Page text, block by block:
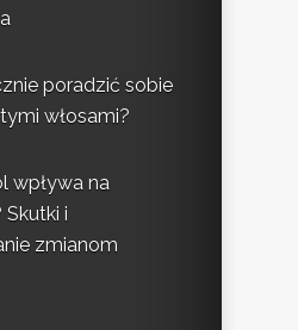
poradzić sobie
włosami?
wpływa na
i
zmianom